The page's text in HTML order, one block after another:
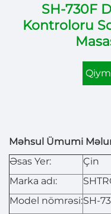
SH-730F
Kontroloru
Məhsul Ümumi
Əsas Yer:
Çin
Marka adı:
Model nömrəsi:SH-